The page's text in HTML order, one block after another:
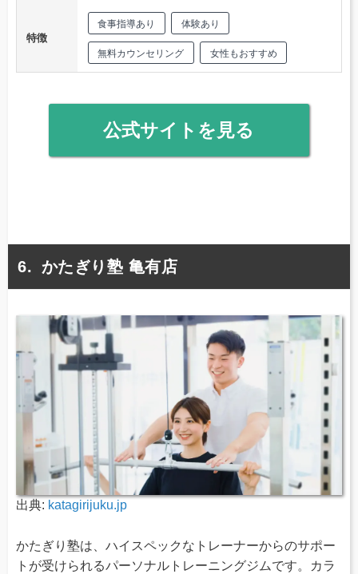
特徴
食事指導あり 体験あり
無料カウンセリング 女性もおすすめ
公式サイトを見る
かたぎり塾 亀有店
出典: katagirijuku.jp
かたぎり塾は、ハイスペックなトレーナーからのサポー
トが受けられるパーソナルトレーニングジムです。カラ